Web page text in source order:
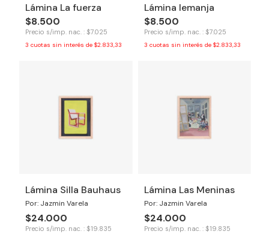
Lámina La fuerza
$8.500
Precio s/imp. nac. : $7.025
3 cuotas sin interés de $2.833,33
Lámina Iemanja
$8.500
Precio s/imp. nac. : $7.025
3 cuotas sin interés de $2.833,33
Lámina Silla Bauhaus
Por: Jazmin Varela
$24.000
Precio s/imp. nac. : $19.835
Lámina Las Meninas
Por: Jazmin Varela
$24.000
Precio s/imp. nac. : $19.835